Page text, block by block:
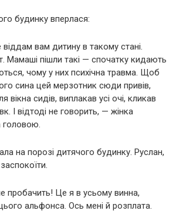
будинку вперлася:
вам дитину в такому стані.
Мамаші пішли такі — спочатку кидають
чому у них психічна травма. Щоб
сина цей мерзотник сюди привів,
вікна сидів, виплакав усі очі, кликав
І відтоді не говорить, — жінка
головою.
на порозі дитячого будинку. Руслан,
пробачить! Це я в усьому винна,
альфонса. Ось мені й розплата.